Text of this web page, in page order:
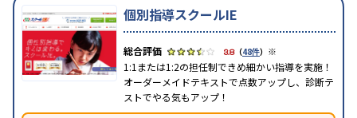
個別指導スクールIE
3.8（48件） ※
1:1または1:2の担任制できめ細かい指導を実施！
オーダーメイドテキストで点数アップし、診断テ
ストでやる気もアップ！